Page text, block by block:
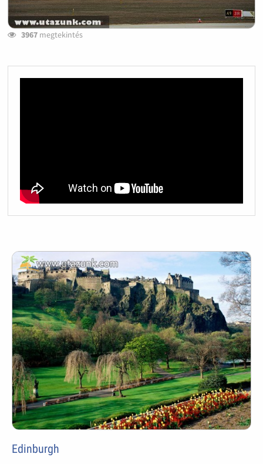
3967megtekintés
Edinburgh